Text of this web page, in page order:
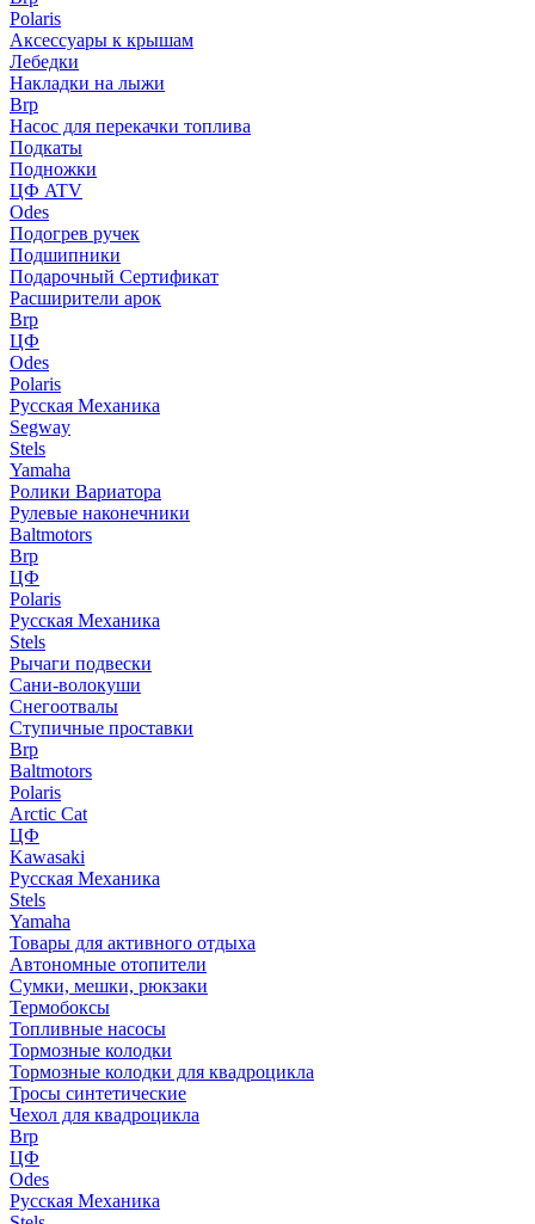
Polaris
Аксессуары к крышам
Лебедки
Накладки на лыжи
Brp
Насос для перекачки топлива
Подкаты
Подножки
ЦФ ATV
Odes
Подогрев ручек
Подшипники
Подарочный Сертификат
Расширители арок
Brp
ЦФ
Odes
Polaris
Русская Механика
Segway
Stels
Yamaha
Ролики Вариатора
Рулевые наконечники
Baltmotors
Brp
ЦФ
Polaris
Русская Механика
Stels
Рычаги подвески
Сани-волокуши
Снегоотвалы
Ступичные проставки
Brp
Baltmotors
Polaris
Arctic Cat
ЦФ
Kawasaki
Русская Механика
Stels
Yamaha
Товары для активного отдыха
Автономные отопители
Сумки, мешки, рюкзаки
Термобоксы
Топливные насосы
Тормозные колодки
Тормозные колодки для квадроцикла
Тросы синтетические
Чехол для квадроцикла
Brp
ЦФ
Odes
Русская Механика